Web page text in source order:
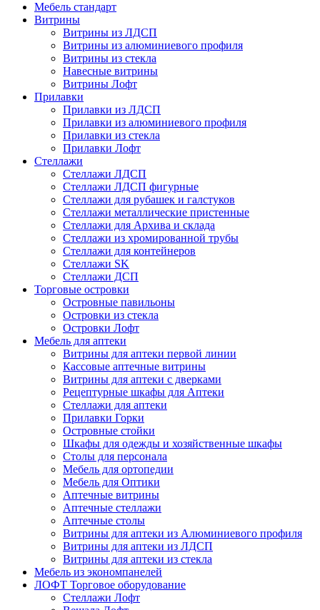
Мебель стандарт
Витрины
Витрины из ЛДСП
Витрины из алюминиевого профиля
Витрины из стекла
Навесные витрины
Витрины Лофт
Прилавки
Прилавки из ЛДСП
Прилавки из алюминиевого профиля
Прилавки из стекла
Прилавки Лофт
Стеллажи
Стеллажи ЛДСП
Стеллажи ЛДСП фигурные
Стеллажи для рубашек и галстуков
Стеллажи металлические пристенные
Стеллажи для Архива и склада
Стеллажи из хромированной трубы
Стеллажи для контейнеров
Стеллажи SK
Стеллажи ДСП
Торговые островки
Островные павильоны
Островки из стекла
Островки Лофт
Мебель для аптеки
Витрины для аптеки первой линии
Кассовые аптечные витрины
Витрины для аптеки с дверками
Рецептурные шкафы для Аптеки
Стеллажи для аптеки
Прилавки Горки
Островные стойки
Шкафы для одежды и хозяйственные шкафы
Столы для персонала
Мебель для ортопедии
Мебель для Оптики
Аптечные витрины
Аптечные стеллажи
Аптечные столы
Витрины для аптеки из Алюминиевого профиля
Витрины для аптеки из ЛДСП
Витрины для аптеки из стекла
Мебель из экономпанелей
ЛОФТ Торговое оборудование
Стеллажи Лофт